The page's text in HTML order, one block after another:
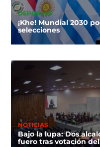
DEPORTES
¡Khe! Mundial 2030
selecciones
NOTICIAS
Bajo la lupa: Dos
fuero tras votación